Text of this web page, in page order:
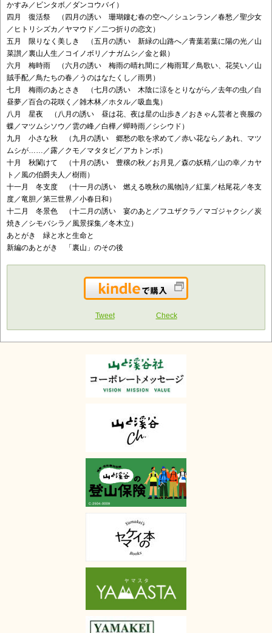
かすみ／ビンタボ／ダンコウバイ）
四月 復活祭 （四月の誘い 珊瑚鏤む春の空へ／シュンラン／春愁／聖少女
／ヒトリシズカ／ヤマウド／二つ折りの恋文）
五月 限りなく美しき （五月の誘い 新緑の山路へ／青葉若葉に陽の光／山
菜讃／裏山人生／コイノボリ／ナガムシ／金と銀）
六月 梅時雨 （六月の誘い 梅雨の晴れ間に／梅雨茸／鳥歌い、花笑い／山
賊手配／鳥たちの春／うのはなたくし／雨男）
七月 梅雨のあとさき （七月の誘い 木陰に涼をとりながら／去年の虫／白
昼夢／百合の花咲く／雑木林／ホタル／吸血鬼）
八月 星夜 （八月の誘い 昼は花、夜は星の山歩き／おきゃん芸者と喪服の
蝶／マツムシソウ／雲の峰／白樺／蟬時雨／シシウド）
九月 小さな秋 （九月の誘い 郷愁の歌を求めて／赤い花なら／あれ、マツ
ムシが……／露／クモ／マタタビ／アカトンボ）
十月 秋闌けて （十月の誘い 豊穣の秋／お月見／森の妖精／山の幸／カヤ
ト／風の伯爵夫人／樹雨）
十一月 冬支度 （十一月の誘い 燃える晩秋の風物詩／紅葉／枯尾花／冬支
度／竜胆／第三世界／小春日和）
十二月 冬景色 （十二月の誘い 宴のあと／フユザクラ／マゴジャクシ／炭
焼き／シモバシラ／風景採集／冬木立）
あとがき 緑と水と生命と
新編のあとがき 「裏山」のその後
Kindleで購入
Tweet Check